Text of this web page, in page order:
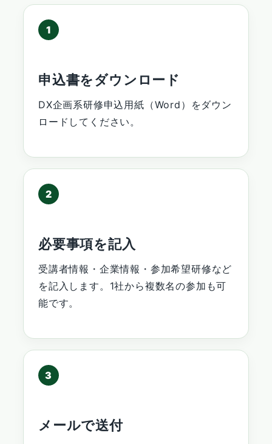
1
申込書をダウンロード
DX企画系研修申込用紙（Word）をダウン
ロードしてください。
2
必要事項を記入
受講者情報・企業情報・参加希望研修など
を記入します。1社から複数名の参加も可
能です。
3
メールで送付